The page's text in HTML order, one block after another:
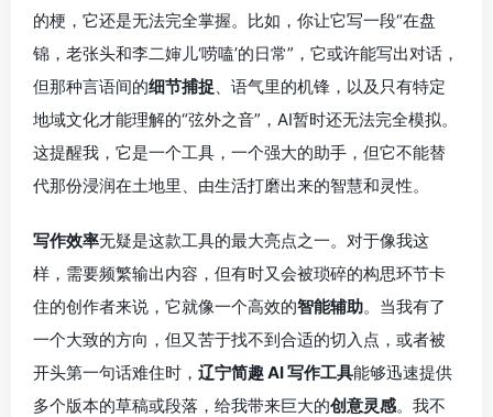
的梗，它还是无法完全掌握。比如，你让它写一段“在盘
锦，老张头和李二婶儿‘唠嗑’的日常”，它或许能写出对话，
但那种言语间的细节捕捉、语气里的机锋，以及只有特定
地域文化才能理解的“弦外之音”，AI暂时还无法完全模拟。
这提醒我，它是一个工具，一个强大的助手，但它不能替
代那份浸润在土地里、由生活打磨出来的智慧和灵性。
写作效率无疑是这款工具的最大亮点之一。对于像我这
样，需要频繁输出内容，但有时又会被琐碎的构思环节卡
住的创作者来说，它就像一个高效的智能辅助。当我有了
一个大致的方向，但又苦于找不到合适的切入点，或者被
开头第一句话难住时， 辽宁简趣 AI 写作工具能够迅速提供
多个版本的草稿或段落，给我带来巨大的创意灵感。我不